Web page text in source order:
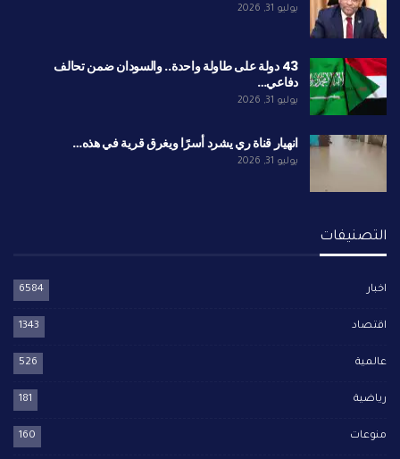
يوليو 31, 2026
43 دولة على طاولة واحدة.. والسودان ضمن تحالف
دفاعي…
يوليو 31, 2026
انهيار قناة ري يشرد أسرًا ويغرق قرية في هذه…
يوليو 31, 2026
التصنيفات
اخبار 6584
اقتصاد 1343
عالمية 526
رياضية 181
منوعات 160